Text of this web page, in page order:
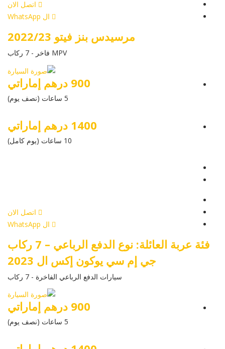
اتصل الان
ال WhatsApp
مرسيدس بنز فيتو 2022/23
MPV فاخر - 7 ركاب
900 درهم إماراتي
5 ساعات (نصف يوم)
1400 درهم إماراتي
10 ساعات (يوم كامل)
اتصل الان
ال WhatsApp
فئة عربة العائلة: نوع الدفع الرباعي – 7 ركاب
جي إم سي يوكون إكس ال 2023
سيارات الدفع الرباعي الفاخرة - 7 ركاب
900 درهم إماراتي
5 ساعات (نصف يوم)